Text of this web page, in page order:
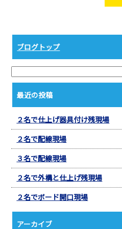
ブログトップ
最近の投稿
２名で仕上げ器具付け残現場
２名で配線現場
３名で配線現場
２名で外構と仕上げ残現場
２名でボード開口現場
アーカイブ